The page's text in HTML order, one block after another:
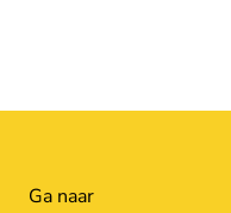
Ga naar